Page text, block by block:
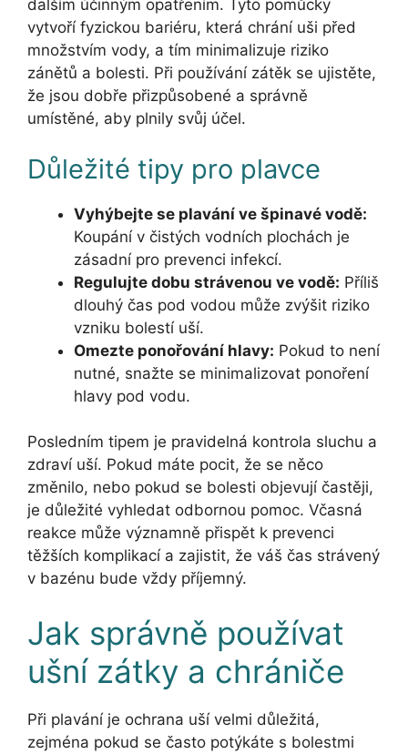
dalším účinným opatřením. Tyto pomůcky
vytvoří fyzickou bariéru, která chrání uši před
množstvím vody, a tím minimalizuje riziko
zánětů a bolesti. Při používání zátěk se ujistěte,
že jsou dobře přizpůsobené a správně
umístěné, aby plnily svůj účel.
Důležité tipy pro plavce
Vyhýbejte se plavání ve špinavé vodě:
Koupání v čistých vodních plochách je
zásadní pro prevenci infekcí.
Regulujte dobu strávenou ve vodě: Příliš
dlouhý čas pod vodou může zvýšit riziko
vzniku bolestí uší.
Omezte ponořování hlavy: Pokud to není
nutné, snažte se minimalizovat ponoření
hlavy pod vodu.
Posledním tipem je pravidelná kontrola sluchu a
zdraví uší. Pokud máte pocit, že se něco
změnilo, nebo pokud se bolesti objevují častěji,
je důležité vyhledat odbornou pomoc. Včasná
reakce může významně přispět k prevenci
těžších komplikací a zajistit, že váš čas strávený
v bazénu bude vždy příjemný.
Jak správně používat
ušní zátky a chrániče
Při plavání je ochrana uší velmi důležitá,
zejména pokud se často potýkáte s bolestmi